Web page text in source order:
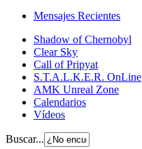
Mensajes Recientes
Shadow of Chernobyl
Clear Sky
Call of Pripyat
S.T.A.L.K.E.R. OnLine
AMK Unreal Zone
Calendarios
Vídeos
Buscar...